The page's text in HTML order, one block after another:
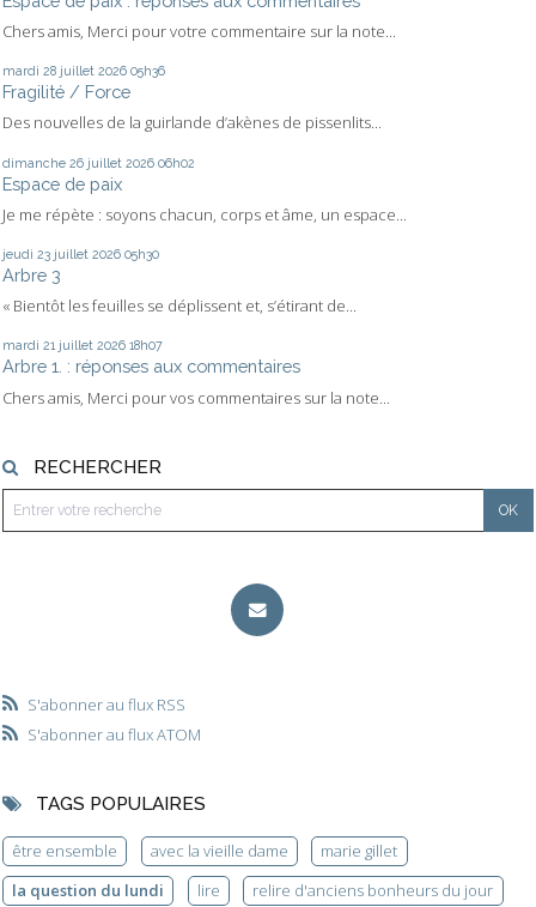
Chers amis, Merci pour votre commentaire sur la note...
mardi 28 juillet 2026 05h36
Fragilité / Force
Des nouvelles de la guirlande d’akènes de pissenlits...
dimanche 26 juillet 2026 06h02
Espace de paix
Je me répète : soyons chacun, corps et âme, un espace...
jeudi 23 juillet 2026 05h30
Arbre 3
« Bientôt les feuilles se déplissent et, s’étirant de...
mardi 21 juillet 2026 18h07
Arbre 1. : réponses aux commentaires
Chers amis, Merci pour vos commentaires sur la note...
RECHERCHER
S'abonner au flux RSS
S'abonner au flux ATOM
TAGS POPULAIRES
être ensemble avec la vieille dame
marie gillet
la question du lundi
lire
relire d'anciens bonheurs du jour